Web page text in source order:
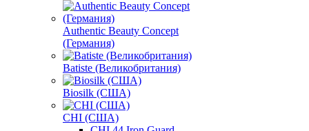
Authentic Beauty Concept
(Германия)
Batiste (Великобритания)
Biosilk (США)
CHI (США)